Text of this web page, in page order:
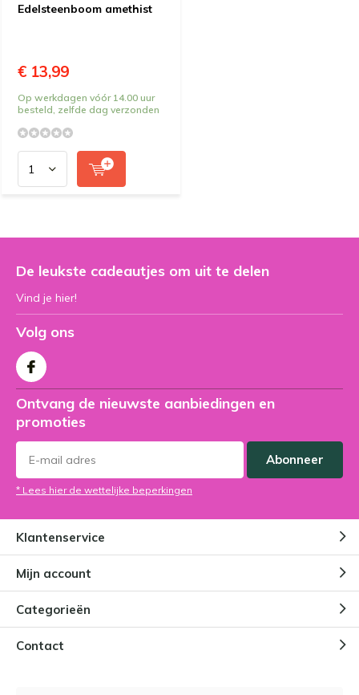
Edelsteenboom amethist
€ 13,99
Op werkdagen vóór 14.00 uur
besteld, zelfde dag verzonden
De leukste cadeautjes om uit te delen
Vind je hier!
Volg ons
Ontvang de nieuwste aanbiedingen en
promoties
Abonneer
* Lees hier de wettelijke beperkingen
Klantenservice
Mijn account
Categorieën
Contact